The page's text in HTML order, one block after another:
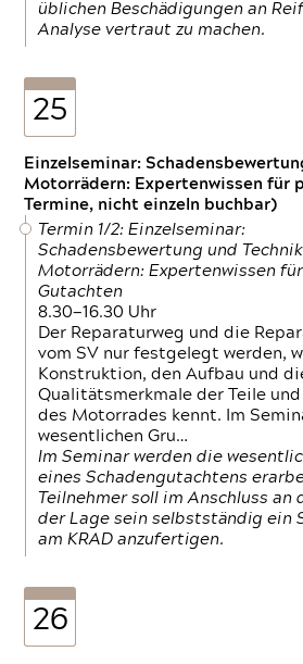
üblichen Beschädigungen an
Analyse vertraut zu machen.
25
Einzelseminar:
Motorrädern: Expertenwissen für
Termine, nicht einzeln buchbar)
Termin 1/2: Einzelseminar:
Schadensbewertung und
Motorrädern: Expertenwissen
Gutachten
8.30—16.30 Uhr
Der Reparaturweg und die
vom SV nur festgelegt werden,
Konstruktion, den Aufbau und
Qualitätsmerkmale der Teile
des Motorrades kennt. Im
wesentlichen Gru…
Im Seminar werden die
eines Schadengutachtens
Teilnehmer soll im Anschluss
der Lage sein selbstständig ein
am KRAD anzufertigen.
26